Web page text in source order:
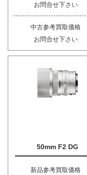
お問合せ下さい
中古参考買取価格
お問合せ下さい
50mm F2 DG
新品参考買取価格